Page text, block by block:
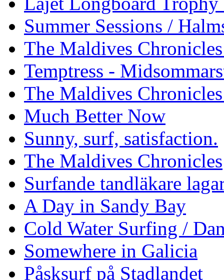
Summer Sessions /
The Maldives
Temptress -
The Maldives
Much Better Now
Sunny, surf, satisfaction.
The Maldives Chronicles
Surfande tandläkare
A Day in Sandy Bay
Cold Water Surfing /
Somewhere in Galicia
Påsksurf på Stadlandet